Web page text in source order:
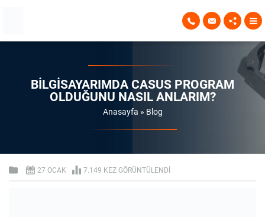
BILGISAYARIMDA CASUS PROGRAM
OLDUĞUNU NASIL ANLARIM?
Anasayfa » Blog
27 OCAK 7.149 KEZ GÖRÜNTÜLENDI